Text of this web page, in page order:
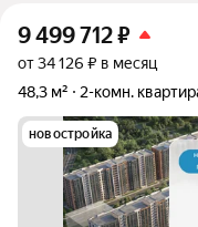
9 499 712₽
от 34 126 ₽ в месяц
48,3 м²
2-комн.
новостройка